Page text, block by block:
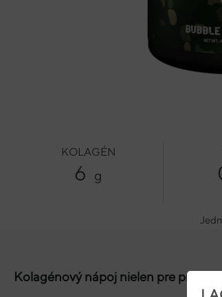
KOLAGÉN
6 g
Kolagénový nápoj nielen pre pružnú